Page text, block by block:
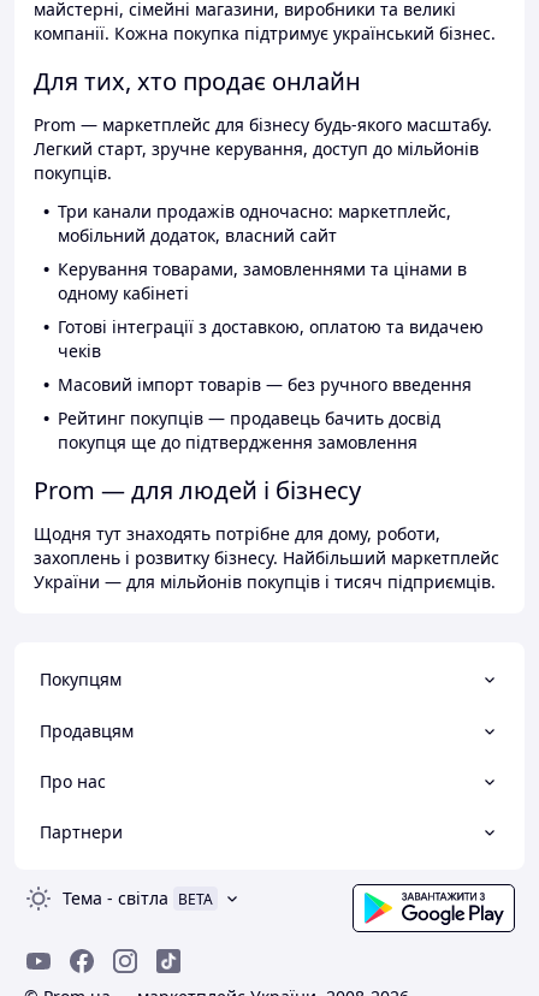
майстерні, сімейні магазини, виробники та великі
компанії. Кожна покупка підтримує український бізнес.
Для тих, хто продає онлайн
Prom — маркетплейс для бізнесу будь-якого масштабу.
Легкий старт, зручне керування, доступ до мільйонів
покупців.
Три канали продажів одночасно: маркетплейс,
мобільний додаток, власний сайт
Керування товарами, замовленнями та цінами в
одному кабінеті
Готові інтеграції з доставкою, оплатою та видачею
чеків
Масовий імпорт товарів — без ручного введення
Рейтинг покупців — продавець бачить досвід
покупця ще до підтвердження замовлення
Prom — для людей і бізнесу
Щодня тут знаходять потрібне для дому, роботи,
захоплень і розвитку бізнесу. Найбільший маркетплейс
України — для мільйонів покупців і тисяч підприємців.
Покупцям
Продавцям
Про нас
Партнери
Тема - світла BETA